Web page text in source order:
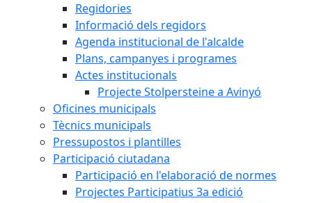
Regidories
Informació dels regidors
Agenda institucional de l'alcalde
Plans, campanyes i programes
Actes institucionals
Projecte Stolpersteine a Avinyó
Oficines municipals
Tècnics municipals
Pressupostos i plantilles
Participació ciutadana
Participació en l'elaboració de normes
Projectes Participatius 3a edició